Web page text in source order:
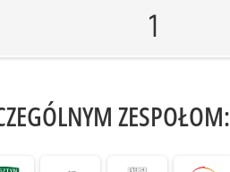
1
ZESPOŁOM: